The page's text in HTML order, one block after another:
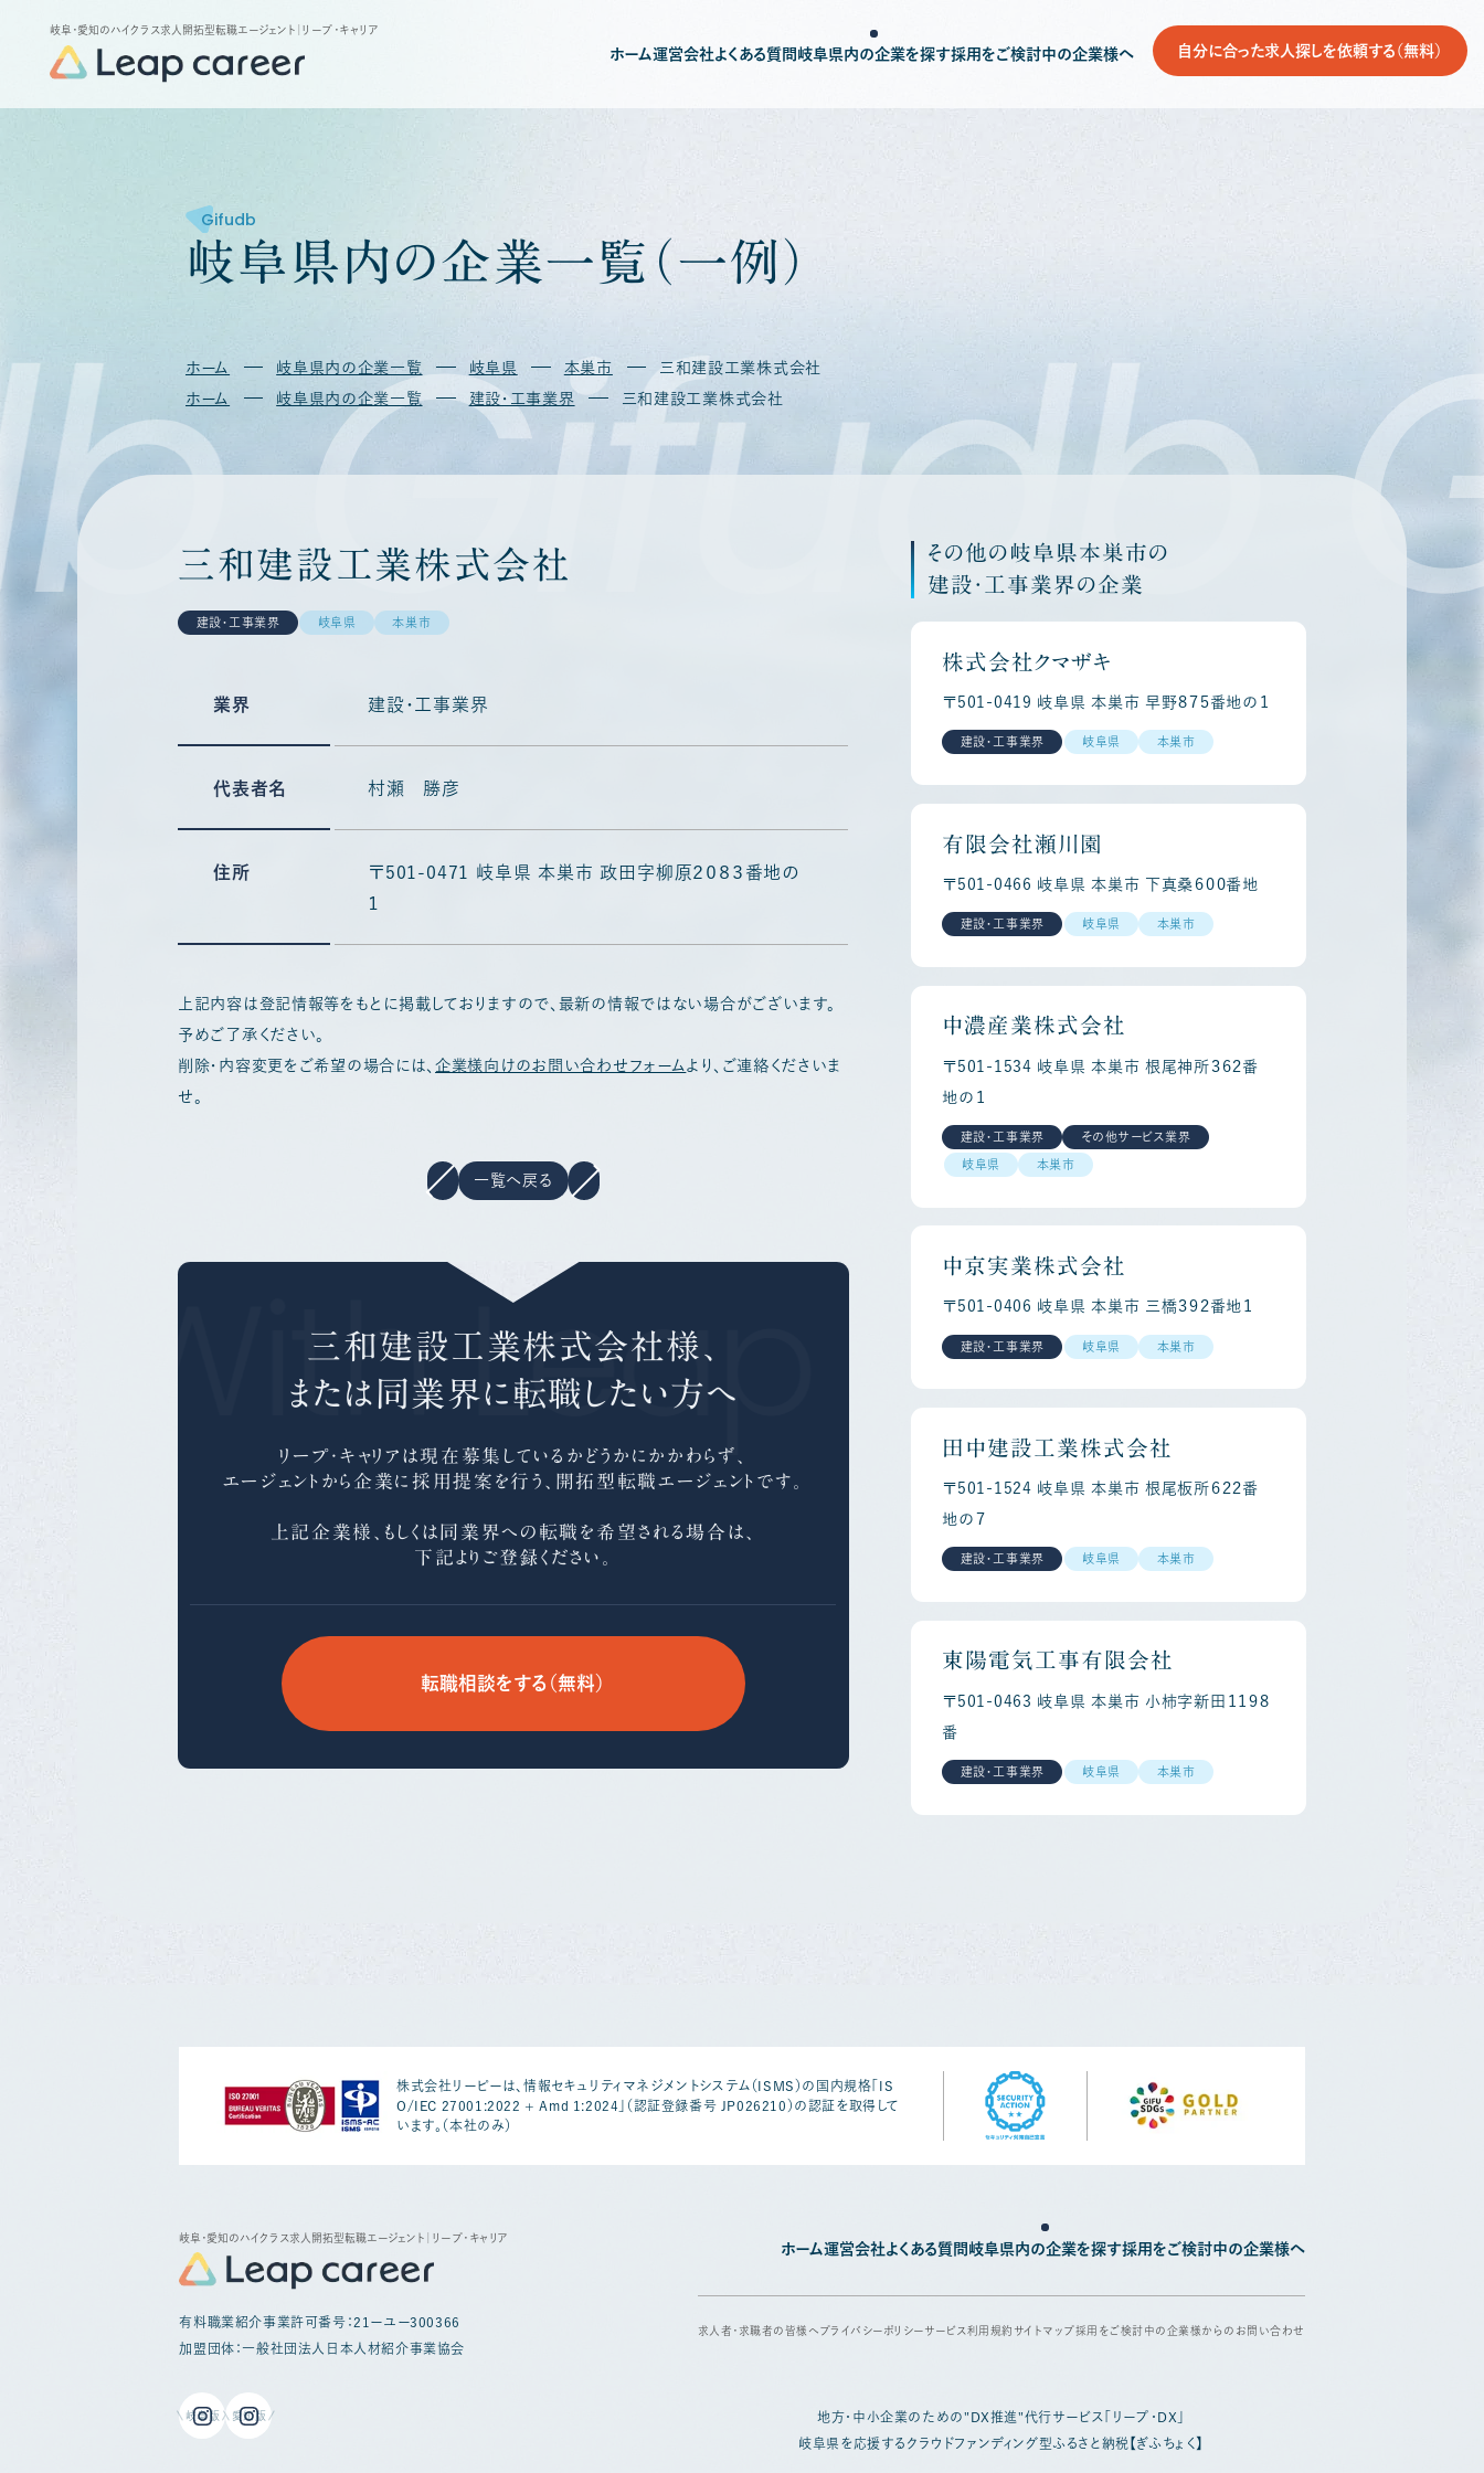
岐阜・愛知のハイクラス求人開拓型転職エージェント ｜リープ・キャリア
ホーム運営会社よくある質問 岐阜県内の企業を探す採用をご検討中の企業様へ 自分に合った求人探しを依頼する（無料）
Gifudb
岐阜 県内の企業一覧 （ 一例 ）
ホーム 岐阜県内の企業一覧 岐阜県 本巣市
三和建設工業株式会社
ホーム
岐阜県内の企業一覧 建設・工事業界 三和建設工業株式会社
Gifudb
三和建設工業株式会社
建設・工事業界 岐阜県 本巣市
業界 建設・工事業界
代表者名 村瀬 勝彦
住所
〒501-0471 岐阜県 本巣市 政田字柳原２０８３番地の
１
上記内容は登記情報等をもとに掲載しておりますので、最新の情報ではない場合がございます。
予めご了承ください。
削除・内容変更をご希望の場合には、企業様向けのお問い合わせフォーム より、ご連絡くださいま
せ。
一覧へ戻る
With Leap Career
三和建設工業株式会社様、
または同業界に転職したい方へ
リープ・キャリアは現在募集しているかどうかにかかわらず、
エージェントから企業に採用提案を行う、
開拓型転職エージェントです。
上記企業様、もしくは同業界への 転職を希望される場合は、
下記よりご登録ください。
転職相談をする（無料）
その他の岐阜県本巣市の
建設・工事業界の企業
株式会社クマザキ
〒501-0419 岐阜県 本巣市 早野８７５番地の１
建設・工事業界 岐阜県 本巣市
有限会社瀬川園
〒501-0466 岐阜県 本巣市 下真桑６００番地
建設・工事業界 岐阜県 本巣市
中濃産業株式会社
〒501-1534 岐阜県 本巣市 根尾神所３６２番
地の１
建設・工事業界 その他サービス業界
岐阜県 本巣市
中京実業株式会社
〒501-0406 岐阜県 本巣市 三橋３９２番地１
建設・工事業界 岐阜県 本巣市
田中建設工業株式会社
〒501-1524 岐阜県 本巣市 根尾板所６２２番
地の７
建設・工事業界 岐阜県 本巣市
東陽電気工事有限会社
〒501-0463 岐阜県 本巣市 小柿字新田１１９８
番
建設・工事業界 岐阜県 本巣市
株式会社リーピーは、情報セキュリティマネジメントシステム（ISMS）の国内規格「IS
O/IEC 27001:2022 + Amd 1:2024」（認証登録番号 JP026210）の認証を取得して
います。（本社のみ）
岐阜・愛知のハイクラス求人開拓型転職エージェント ｜リープ・キャリア
有料職業紹介事業許可番号：21ーユー300366
加盟団体：一般社団法人日本人材紹介事業協会
岐阜版 愛知版
ホーム運営会社 よくある質問 岐阜県内の企業を探す採用をご検討中の企業様へ
求人者・求職者の皆様へ プライバシーポリシー サービス利用規約 サイトマップ採用をご検討中の企業様からのお問い合わせ
地方・中小企業のための"DX推進"代行サービス「リープ・DX」
岐阜県を応援するクラウドファンディング型ふるさと納税【ぎふちょく】